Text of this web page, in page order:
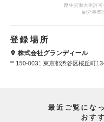
厚生労働大臣許
紹介事業
登録場所
株式会社グランディール
〒150-0031 東京都渋谷区桜丘町
最近ご覧にな
おす